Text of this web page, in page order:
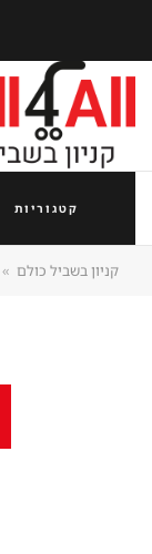
content
קטגוריות
קניון בשביל כולם »